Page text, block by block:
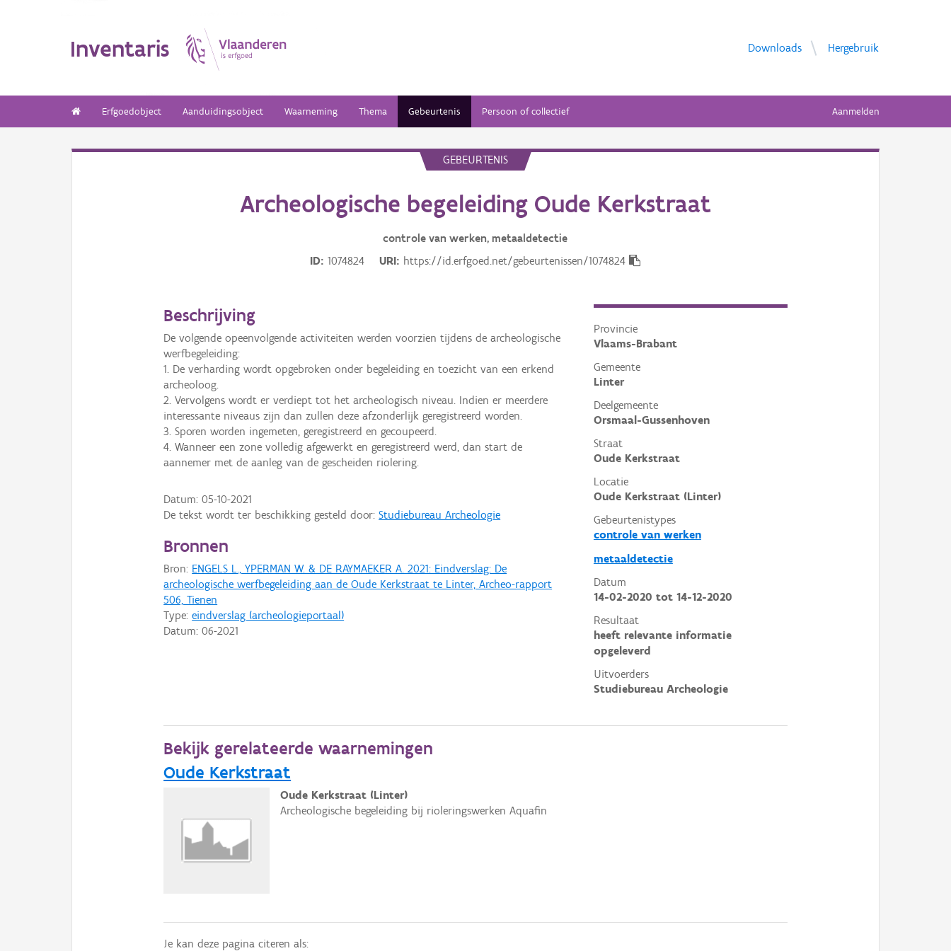
Inventaris Downloads Hergebruik
Erfgoedobject Aanduidingsobject Waarneming Thema Gebeurtenis Persoon of collectief Aanmelden
GEBEURTENIS
Archeologische begeleiding Oude Kerkstraat
controle van werken, metaaldetectie
ID
1074824 URI https://id.erfgoed.net/gebeurtenissen/1074824
Provincie
Vlaams-Brabant
Gemeente
Linter
Deelgemeente
Orsmaal-Gussenhoven
Straat
Oude Kerkstraat
Locatie
Oude Kerkstraat (Linter)
Gebeurtenistypes
controle van werken
metaaldetectie
Datum
14-02-2020 tot 14-12-2020
Resultaat
heeft relevante informatie
opgeleverd
Uitvoerders
Studiebureau Archeologie
Beschrijving
De volgende opeenvolgende activiteiten werden voorzien tijdens de archeologische
werfbegeleiding:
1. De verharding wordt opgebroken onder begeleiding en toezicht van een erkend
archeoloog.
2. Vervolgens wordt er verdiept tot het archeologisch niveau. Indien er meerdere
interessante niveaus zijn dan zullen deze afzonderlijk geregistreerd worden.
3. Sporen worden ingemeten, geregistreerd en gecoupeerd.
4. Wanneer een zone volledig afgewerkt en geregistreerd werd, dan start de
aannemer met de aanleg van de gescheiden riolering.
Datum:05-10-2021
De tekst wordt ter beschikking gesteld door:Studiebureau Archeologie
Bronnen
Bron: ENGELS L., YPERMAN W. & DE RAYMAEKER A. 2021: Eindverslag: De
archeologische werfbegeleiding aan de Oude Kerkstraat te Linter, Archeo-rapport
506, Tienen
Type:eindverslag (archeologieportaal)
Datum:06-2021
Bekijk gerelateerde waarnemingen
Oude Kerkstraat
Oude Kerkstraat (Linter)
Archeologische begeleiding bij rioleringswerken Aquafin
Je kan deze pagina citeren als: